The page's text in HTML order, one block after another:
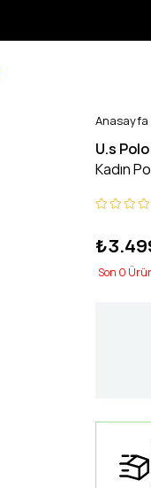
Anasayfa
U.s
Kadın
0